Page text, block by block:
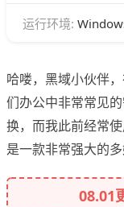
运行环境:
哈喽，黑域小伙伴
们办公中非常常见
换，而我此前经常
是一款非常强大的
08.01